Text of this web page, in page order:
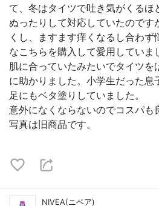
て、冬はタイツで吐き気がくるほ
ぬったりして対応していたのです
くし、ますます痒くなるし合わ
なこちらを購入して愛用していま
肌に合っていたみたいでタイツを
に助かりました。小学生だった息
足にもベタ塗りしていました。
意外になくならないのでコスパも
写真は旧商品です。
NIVEA(ニベア)